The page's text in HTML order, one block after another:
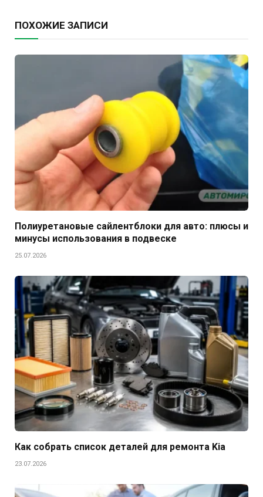
ПОХОЖИЕ ЗАПИСИ
Полиуретановые сайлентблоки для авто: плюсы и
минусы использования в подвеске
25.07.2026
Как собрать список деталей для ремонта Kia
23.07.2026